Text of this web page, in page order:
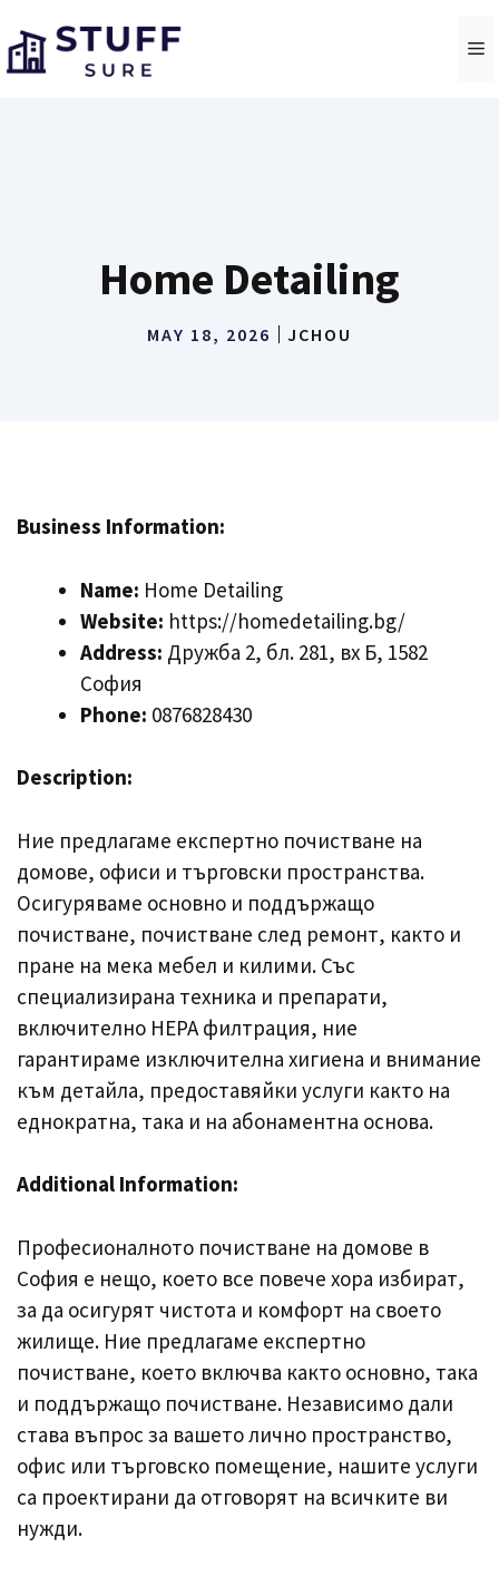
to
content
Home Detailing
MAY 18, 2026 JCHOU
Business Information:
Name: Home Detailing
Website: https://homedetailing.bg/
Address: Дружба 2, бл. 281, вх Б, 1582
София
Phone: 0876828430
Description:
Ние предлагаме експертно почистване на
домове, офиси и търговски пространства.
Осигуряваме основно и поддържащо
почистване, почистване след ремонт, както и
пране на мека мебел и килими. Със
специализирана техника и препарати,
включително HEPA филтрация, ние
гарантираме изключителна хигиена и внимание
към детайла, предоставяйки услуги както на
еднократна, така и на абонаментна основа.
Additional Information:
Професионалното почистване на домове в
София е нещо, което все повече хора избират,
за да осигурят чистота и комфорт на своето
жилище. Ние предлагаме експертно
почистване, което включва както основно, така
и поддържащо почистване. Независимо дали
става въпрос за вашето лично пространство,
офис или търговско помещение, нашите услуги
са проектирани да отговорят на всичките ви
нужди.